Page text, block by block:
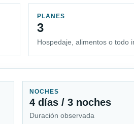
PLANES
3
Hospedaje, alimentos o todo
NOCHES
4 días / 3 noches
Duración observada